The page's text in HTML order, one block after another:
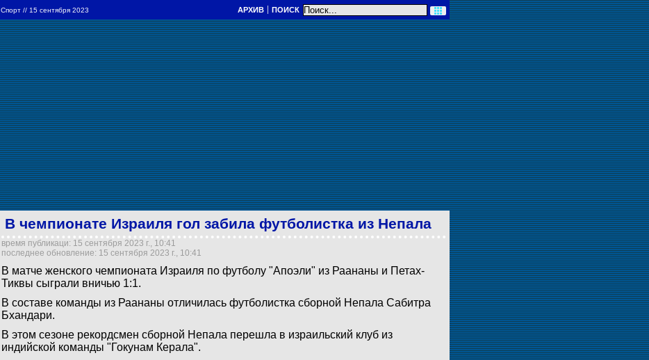
Спорт // 15 сентября 2023 АРХИВ ПОИСК
В чемпионате Израиля гол забила футболистка из Непала
время публикаци: 15 сентября 2023 г., 10:41
последнее обновление: 15 сентября 2023 г., 10:41
В матче женского чемпионата Израиля по футболу "Апоэли" из Раананы и Петах-
Тиквы сыграли вничью 1:1.
В составе команды из Раананы отличилась футболистка сборной Непала Сабитра
Бхандари.
В этом сезоне рекордсмен сборной Непала перешла в израильский клуб из
индийской команды "Гокунам Керала".